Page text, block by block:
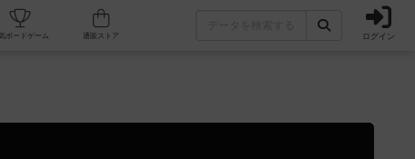
カフェ/店舗 人気ボードゲーム ログイン